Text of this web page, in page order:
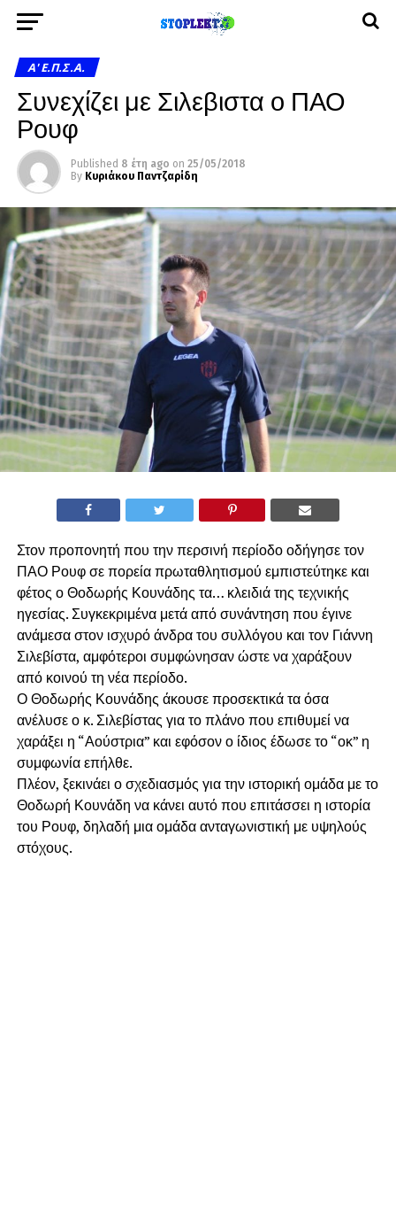
A' Ε.Π.Σ.Α.
Συνεχίζει με Σιλεβιστα ο ΠΑΟ
Ρουφ
Published 8 έτη ago on 25/05/2018
By Κυριάκου Παντζαρίδη
Στον προπονητή που την περσινή περίοδο οδήγησε τον
ΠΑΟ Ρουφ σε πορεία πρωταθλητισμού εμπιστεύτηκε και
φέτος ο Θοδωρής Κουνάδης τα… κλειδιά της τεχνικής
ηγεσίας. Συγκεκριμένα μετά από συνάντηση που έγινε
ανάμεσα στον ισχυρό άνδρα του συλλόγου και τον Γιάννη
Σιλεβίστα, αμφότεροι συμφώνησαν ώστε να χαράξουν
από κοινού τη νέα περίοδο.
Ο Θοδωρής Κουνάδης άκουσε προσεκτικά τα όσα
ανέλυσε ο κ. Σιλεβίστας για το πλάνο που επιθυμεί να
χαράξει η “Αούστρια” και εφόσον ο ίδιος έδωσε το “οκ” η
συμφωνία επήλθε.
Πλέον, ξεκινάει ο σχεδιασμός για την ιστορική ομάδα με το
Θοδωρή Κουνάδη να κάνει αυτό που επιτάσσει η ιστορία
του Ρουφ, δηλαδή μια ομάδα ανταγωνιστική με υψηλούς
στόχους.